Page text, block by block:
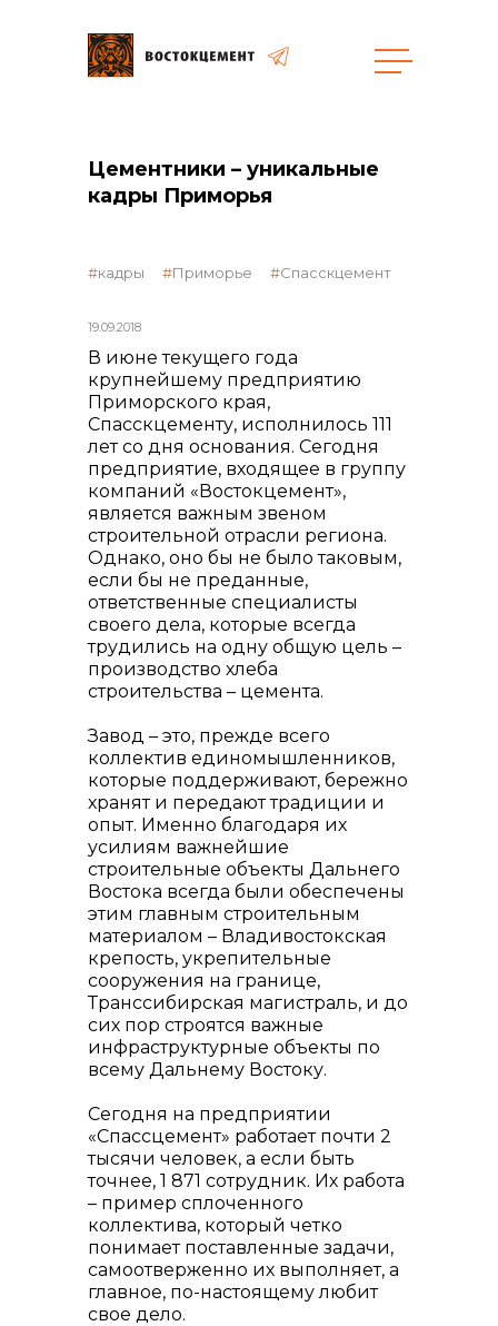
объявленные закупки
реализация неликвидов
контакты отдела закупок
Цементники – уникальные
кадры Приморья
19.09.2018
кадры Приморье Спасскцемент
В июне текущего года
крупнейшему предприятию
Приморского края,
Спасскцементу, исполнилось 111
лет со дня основания. Сегодня
предприятие, входящее в группу
компаний «Востокцемент»,
является важным звеном
строительной отрасли региона.
Однако, оно бы не было таковым,
если бы не преданные,
ответственные специалисты
своего дела, которые всегда
трудились на одну общую цель –
производство хлеба
строительства – цемента.
Завод – это, прежде всего
коллектив единомышленников,
которые поддерживают, бережно
хранят и передают традиции и
опыт. Именно благодаря их
усилиям важнейшие
строительные объекты Дальнего
Востока всегда были обеспечены
этим главным строительным
материалом – Владивостокская
крепость, укрепительные
сооружения на границе,
Транссибирская магистраль, и до
сих пор строятся важные
инфраструктурные объекты по
всему Дальнему Востоку.
Сегодня на предприятии
«Спассцемент» работает почти 2
тысячи человек, а если быть
точнее, 1 871 сотрудник. Их работа
– пример сплоченного
коллектива, который четко
понимает поставленные задачи,
самоотверженно их выполняет, а
главное, по-настоящему любит
свое дело.